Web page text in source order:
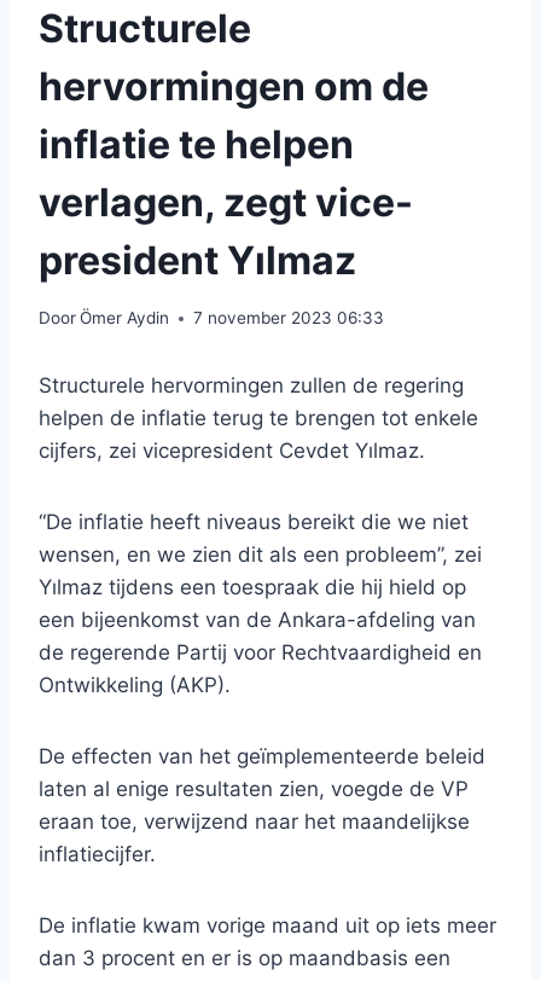
Structurele
hervormingen om de
inflatie te helpen
verlagen, zegt vice-
president Yılmaz
DoorÖmer Aydin 7 november 2023 06:33
Structurele hervormingen zullen de regering
helpen de inflatie terug te brengen tot enkele
cijfers, zei vicepresident Cevdet Yılmaz.
“De inflatie heeft niveaus bereikt die we niet
wensen, en we zien dit als een probleem”, zei
Yılmaz tijdens een toespraak die hij hield op
een bijeenkomst van de Ankara-afdeling van
de regerende Partij voor Rechtvaardigheid en
Ontwikkeling (AKP).
De effecten van het geïmplementeerde beleid
laten al enige resultaten zien, voegde de VP
eraan toe, verwijzend naar het maandelijkse
inflatiecijfer.
De inflatie kwam vorige maand uit op iets meer
dan 3 procent en er is op maandbasis een